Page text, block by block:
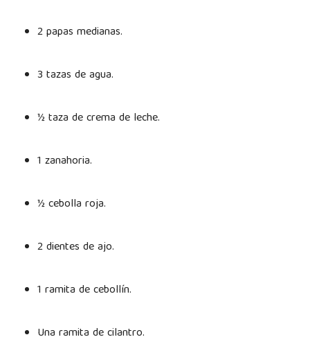
2 papas medianas.
3 tazas de agua.
½ taza de crema de leche.
1 zanahoria.
½ cebolla roja.
2 dientes de ajo.
1 ramita de cebollín.
Una ramita de cilantro.